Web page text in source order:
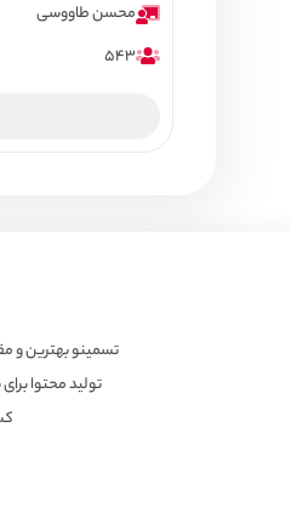
محسن طاووسی
543
تسمینو بهترین و
تولید محتوا